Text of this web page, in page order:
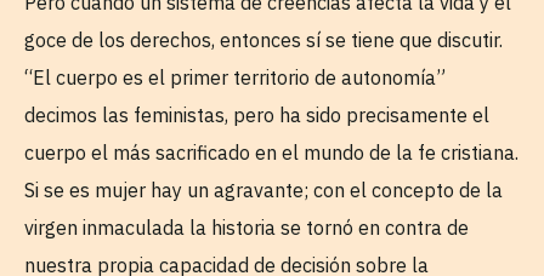
goce de los derechos, entonces sí se tiene que discutir.
“El cuerpo es el primer territorio de autonomía”
decimos las feministas, pero ha sido precisamente el
cuerpo el más sacrificado en el mundo de la fe cristiana.
Si se es mujer hay un agravante; con el concepto de la
virgen inmaculada la historia se tornó en contra de
nuestra propia capacidad de decisión sobre la